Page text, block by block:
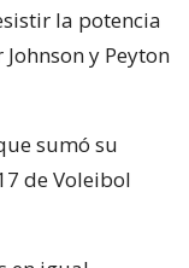
la potencia
y Peyton
sumó su
de Voleibol